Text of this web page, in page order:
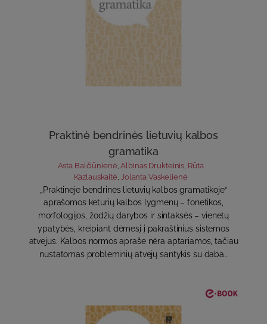
Praktinė bendrinės lietuvių kalbos
gramatika
Asta Balčiūnienė Albinas Drukteinis Rūta
Kazlauskaitė, Jolanta Vaskelienė
„Praktinėje bendrinės lietuvių kalbos gramatikoje“
aprašomos keturių kalbos lygmenų – fonetikos,
morfologijos, žodžių darybos ir sintaksės – vienetų
ypatybės, kreipiant dėmesį į pakraštinius sistemos
atvejus. Kalbos normos apraše nėra aptariamos, tačiau
nustatomas probleminių atvejų santykis su daba..